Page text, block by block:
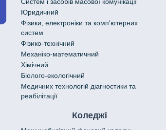
Юридичний
Фізики, електроніки та комп'ютерних
систем
Фізико-технічний
Механіко-математичний
Хімічний
Біолого-екологічний
Медичних технологій діагностики та
реабілітації
Коледжі